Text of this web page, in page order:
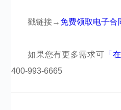
戳链接→ 免费领取电子合
如果您有更多需求可 「
400-993-6665​​​​​​​​